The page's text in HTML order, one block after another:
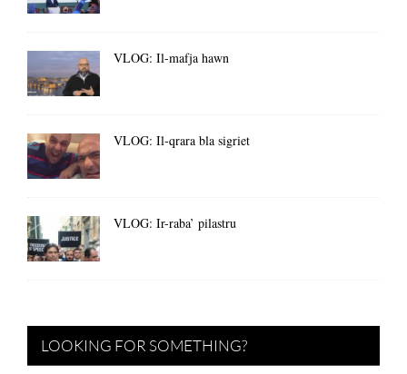
VLOG: Il-mafja hawn
VLOG: Il-qrara bla sigriet
VLOG: Ir-raba’ pilastru
LOOKING FOR SOMETHING?